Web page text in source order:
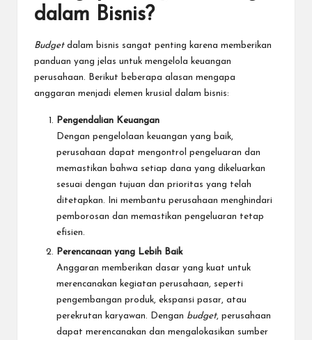
dalam Bisnis?
Budgetdalam bisnis sangat penting karena memberikan
panduan yang jelas untuk mengelola keuangan
perusahaan. Berikut beberapa alasan mengapa
anggaran menjadi elemen krusial dalam bisnis:
Pengendalian Keuangan
Dengan pengelolaan keuangan yang baik,
perusahaan dapat mengontrol pengeluaran dan
memastikan bahwa setiap dana yang dikeluarkan
sesuai dengan tujuan dan prioritas yang telah
ditetapkan. Ini membantu perusahaan menghindari
pemborosan dan memastikan pengeluaran tetap
efisien.
Perencanaan yang Lebih Baik
Anggaran memberikan dasar yang kuat untuk
merencanakan kegiatan perusahaan, seperti
pengembangan produk, ekspansi pasar, atau
perekrutan karyawan. Dengan budget, perusahaan
dapat merencanakan dan mengalokasikan sumber